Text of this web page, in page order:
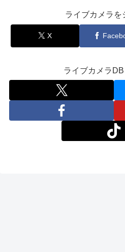
ライブカメラを
X
ライブカメラ